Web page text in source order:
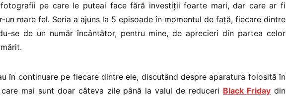
pe care le puteai face fără investiții foarte mari, dar care ar fi
un mare fel. Seria a ajuns la 5 episoade în momentul de față, fiecare dintre
se de un număr încântător, pentru mine, de aprecieri din partea celor
în continuare pe fiecare dintre ele, discutând despre aparatura folosită în
mai sunt doar câteva zile până la valul de reduceri Black Friday din